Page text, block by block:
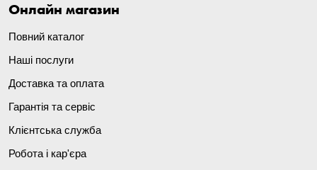
Онлайн магазин
Повний каталог
Наші послуги
Доставка та оплата
Гарантія та сервіс
Клієнтська служба
Робота і кар'єра